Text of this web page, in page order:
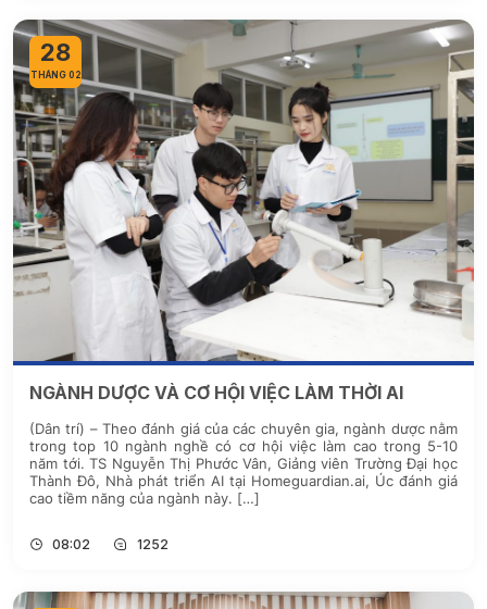
28
THÁNG 02
NGÀNH DƯỢC VÀ CƠ HỘI VIỆC LÀM THỜI AI
(Dân trí) – Theo đánh giá của các chuyên gia, ngành dược nằm
trong top 10 ngành nghề có cơ hội việc làm cao trong 5-10
năm tới. TS Nguyễn Thị Phước Vân, Giảng viên Trường Đại học
Thành Đô, Nhà phát triển AI tại Homeguardian.ai, Úc đánh giá
cao tiềm năng của ngành này. […]
08:02 1252